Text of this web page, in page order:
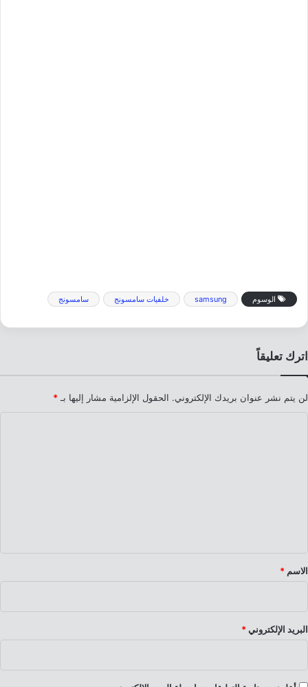
الوسوم samsung خلفيات سامسونج سامسونج
اترك تعليقاً
لن يتم نشر عنوان بريدك الإلكتروني. الحقول الإلزامية مشار إليها بـ *
*
الاسم *
البريد الإلكتروني *